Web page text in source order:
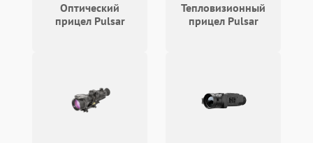
Оптический
прицел Pulsar
Тепловизионный
прицел Pulsar